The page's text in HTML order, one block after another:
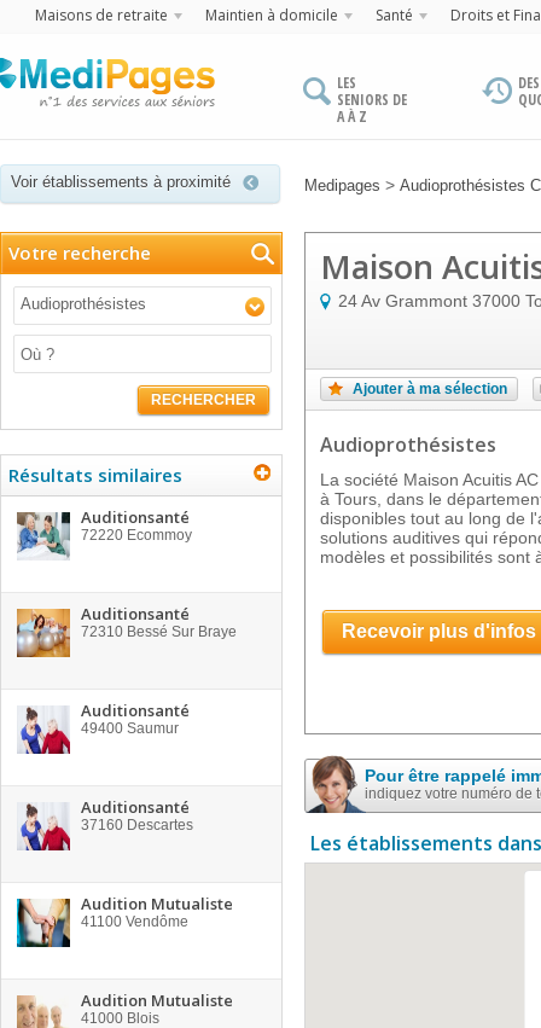
Maisons de retraite Maintien à domicile Santé Droits et
LES
SENIORS DE
A À Z
Voir établissements à proximité Medipages > Audioprothésistes
Votre recherche
Audioprothésistes
RECHERCHER
Résultats similaires
Auditionsanté
72220 Ecommoy
Auditionsanté
72310 Bessé Sur Braye
Auditionsanté
49400 Saumur
Auditionsanté
37160 Descartes
Audition Mutualiste
41100 Vendôme
Audition Mutualiste
41000 Blois
Maison
24 Av Grammont 37000
Ajouter à ma sélection
Audioprothésistes
La société Maison Acuitis
à Tours, dans le
disponibles tout au long de
solutions auditives qui
modèles et possibilités sont
Recevoir plus d'infos
Pour être rappelé
indiquez votre numéro de
Les établissements